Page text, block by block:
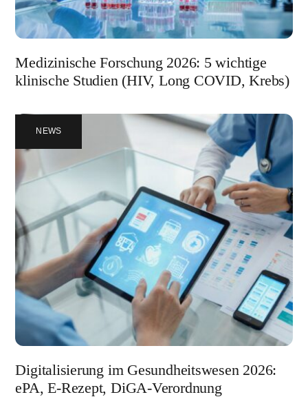
Medizinische Forschung 2026: 5 wichtige
klinische Studien (HIV, Long COVID, Krebs)
NEWS
Digitalisierung im Gesundheitswesen 2026:
ePA, E-Rezept, DiGA-Verordnung